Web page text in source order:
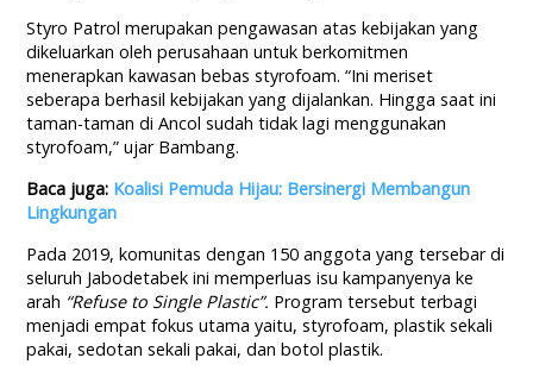
Styro Patrol merupakan pengawasan atas kebijakan yang
dikeluarkan oleh perusahaan untuk berkomitmen
menerapkan kawasan bebas styrofoam. “Ini meriset
seberapa berhasil kebijakan yang dijalankan. Hingga saat ini
taman-taman di Ancol sudah tidak lagi menggunakan
styrofoam,” ujar Bambang.
Baca juga: Koalisi Pemuda Hijau: Bersinergi Membangun
Lingkungan
Pada 2019, komunitas dengan 150 anggota yang tersebar di
seluruh Jabodetabek ini memperluas isu kampanyenya ke
arah “Refuse to Single Plastic”. Program tersebut terbagi
menjadi empat fokus utama yaitu, styrofoam, plastik sekali
pakai, sedotan sekali pakai, dan botol plastik.